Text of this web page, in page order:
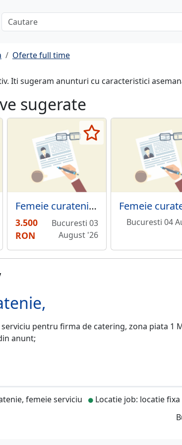
Oferte full time
Iti sugeram anunturi cu caracteristici
sugerate
Femeie curatenie in apartamente noi, Grand Kristal Residence,
3.500
RON
Bucuresti 03
August '26
Bucuresti 04
pentru firma de catering, zona piata 1
anunt;
femeie serviciu
Locatie job: locatie fixa